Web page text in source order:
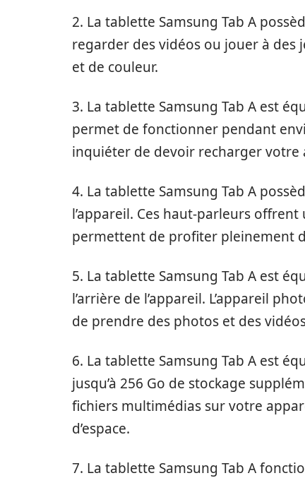
2. La tablette Samsung Tab A
regarder des vidéos ou jouer à des
et de couleur.
3. La tablette Samsung Tab A est
permet de fonctionner pendant
inquiéter de devoir recharger votre
4. La tablette Samsung Tab A
l’appareil. Ces haut-parleurs
permettent de profiter pleinement
5. La tablette Samsung Tab A est
l’arrière de l’appareil. L’appareil
de prendre des photos et des
6. La tablette Samsung Tab A est
jusqu’à 256 Go de stockage
fichiers multimédias sur votre
d’espace.
7. La tablette Samsung Tab A